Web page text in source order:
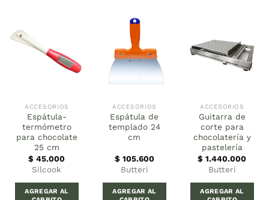
ACCESORIOS
Espátula-
termómetro
para chocolate
25 cm
$ 45.000
Silcook
AGREGAR AL
ACCESORIOS
Espátula de
templado 24
cm
$ 105.600
Butteri
AGREGAR AL
ACCESORIOS
Guitarra de
corte para
chocolatería y
pastelería
$ 1.440.000
Butteri
AGREGAR AL